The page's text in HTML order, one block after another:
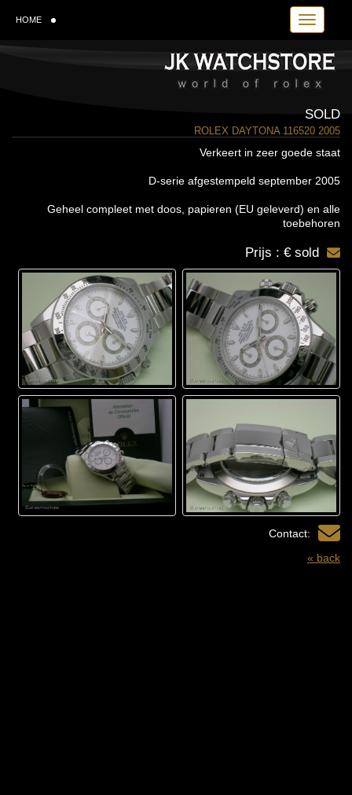
Toggle
HOME
SOLD
ROLEX DAYTONA 116520 2005
Verkeert in zeer goede staat
D-serie afgestempeld september 2005
Geheel compleet met doos, papieren (EU geleverd) en alle
toebehoren
Prijs : € sold
Contact:
« back